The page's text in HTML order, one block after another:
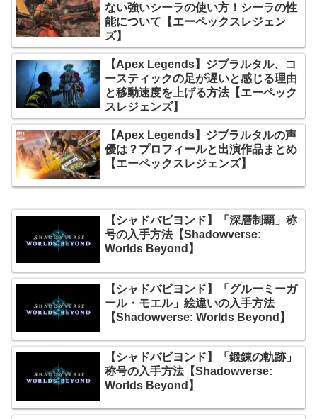
ない強いシーラの使い方！シーラの性
能について【エーペックスレジェン
ズ】
【Apex Legends】ジブラルタル、コ
ースティックの足が遅いと感じる理由
と移動速度を上げる方法【エーペック
スレジェンズ】
【Apex Legends】ジブラルタルの声
優は？プロフィールと出演作品まとめ
【エーペックスレジェンズ】
【シャドバビヨンド】「深層制覇」称
号の入手方法【Shadowverse:
Worlds Beyond】
【シャドバビヨンド】「グルーミーガ
ール・モエル」絵違いの入手方法
【Shadowverse: Worlds Beyond】
【シャドバビヨンド】「鍛錬の軌跡」
称号の入手方法【Shadowverse:
Worlds Beyond】